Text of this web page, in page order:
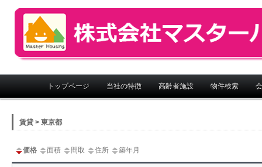
株式会社マスターハウジング
メインメニュートップページ 当社の特徴 高齢者施設 物件検索
賃貸 > 東京都
価格 面積 間取 住所 築年月